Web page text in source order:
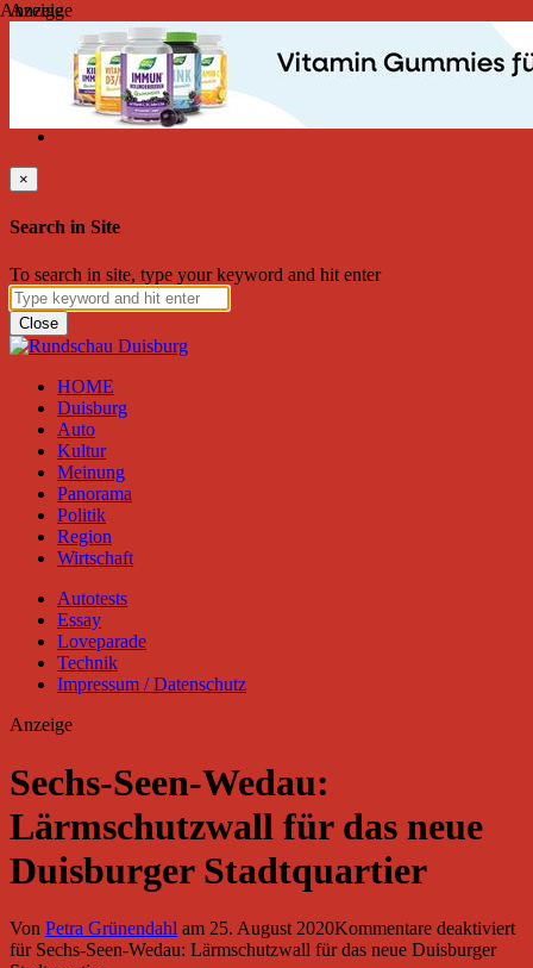
Samstag, August 08, 2026
Friend on Facebook Follow on Twitter
Search
×
Search in Site
To search in site, type your keyword and hit enter
Close
HOME
Duisburg
Auto
Kultur
Meinung
Panorama
Politik
Region
Wirtschaft
Autotests
Essay
Loveparade
Technik
Impressum / Datenschutz
Anzeige
Sechs-Seen-Wedau:
Lärmschutzwall für das neue
Duisburger Stadtquartier
Von Petra Grünendahl am 25. August 2020Kommentare deaktiviert
für Sechs-Seen-Wedau: Lärmschutzwall für das neue Duisburger
Anzeige
Anzeige